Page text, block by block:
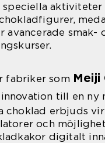
speciella aktiviteter
avancerade smak-
fabriker som Meiji
innovation till en ny
choklad erbjuds
och
digitalt